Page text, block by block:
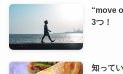
“move
3つ！
知って